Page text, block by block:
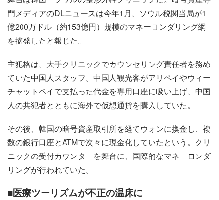
門メディアのDLニュースは今年1月、ソウル税関当局が1
億200万ドル（約153億円）規模のマネーロンダリング網
を摘発したと報じた。
主犯格は、大手クリニックでカウンセリング責任者を務め
ていた中国人スタッフ。中国人観光客がアリペイやウィー
チャットペイで支払った代金を専用口座に吸い上げ、中国
人の共犯者とともに海外で仮想通貨を購入していた。
その後、韓国の暗号資産取引所を経てウォンに換金し、複
数の銀行口座とATMで次々に現金化していたという。クリ
ニックの受付カウンターを舞台に、国際的なマネーロンダ
リングが行われていた。
■医療ツーリズムが不正の温床に